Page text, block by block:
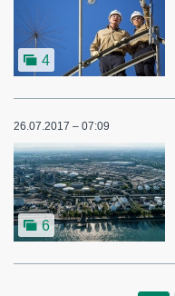
4
26.07.2017 – 07:09
6